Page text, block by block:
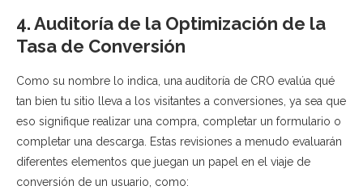
4. Auditoría de la Optimización de la
Tasa de Conversión
Como su nombre lo indica, una auditoría de CRO evalúa qué
tan bien tu sitio lleva a los visitantes a conversiones, ya sea que
eso signifique realizar una compra, completar un formulario o
completar una descarga. Estas revisiones a menudo evaluarán
diferentes elementos que juegan un papel en el viaje de
conversión de un usuario, como: